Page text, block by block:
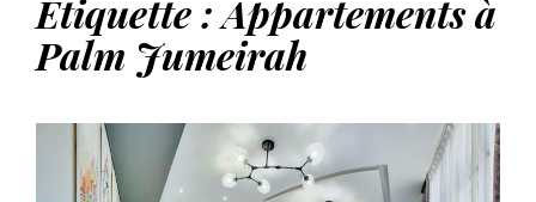
Étiquette :Appartements à
Palm Jumeirah